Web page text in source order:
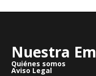
Nuestra
Quiénes somos
Aviso Legal